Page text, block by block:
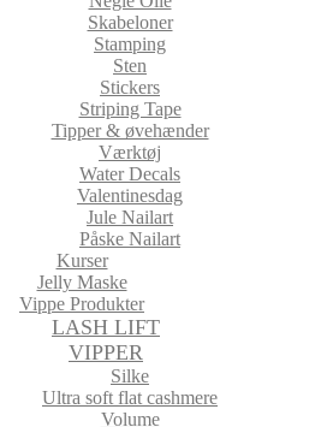
Skabeloner
Stamping
Sten
Stickers
Striping Tape
Tipper & øvehænder
Værktøj
Water Decals
Valentinesdag
Jule Nailart
Påske Nailart
Kurser
Jelly Maske
Vippe Produkter
LASH LIFT
VIPPER
Silke
Ultra soft flat cashmere
Volume